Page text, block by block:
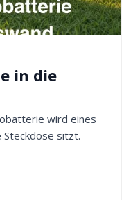
GmbH
wir den
erstatten. Dafür
gewählte
daran, dass die
in die
wird eines
Steckdose sitzt.